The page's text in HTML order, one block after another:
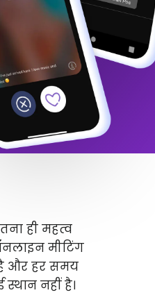
ही महत्व
मीटिंग
है और हर समय
नहीं है।